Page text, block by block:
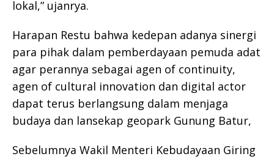
lokal,” ujanrya.
Harapan Restu bahwa kedepan adanya sinergi
para pihak dalam pemberdayaan pemuda adat
agar perannya sebagai agen of continuity,
agen of cultural innovation dan digital actor
dapat terus berlangsung dalam menjaga
budaya dan lansekap geopark Gunung Batur,
Sebelumnya Wakil Menteri Kebudayaan Giring